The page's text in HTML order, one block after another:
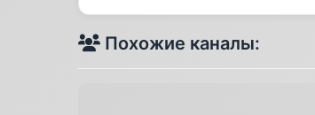
Похожие каналы: